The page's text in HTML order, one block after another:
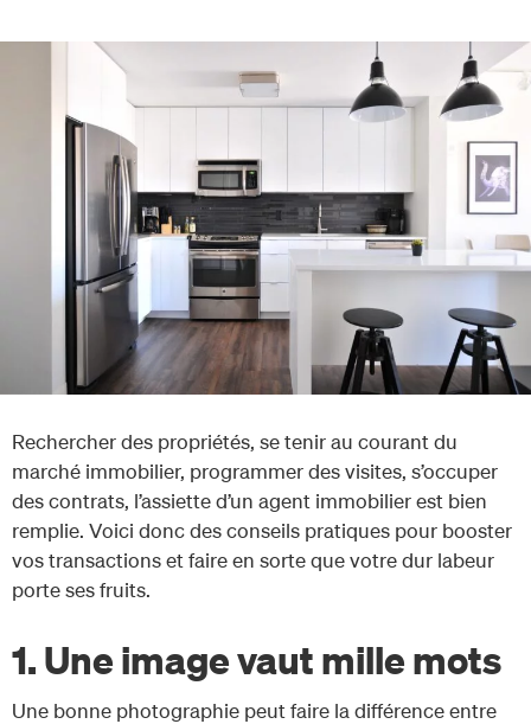
Rechercher des propriétés, se tenir au courant du
marché immobilier, programmer des visites, s’occuper
des contrats, l’assiette d’un agent immobilier est bien
remplie. Voici donc des conseils pratiques pour booster
vos transactions et faire en sorte que votre dur labeur
porte ses fruits.
1. Une image vaut mille mots
Une bonne photographie peut faire la différence entre